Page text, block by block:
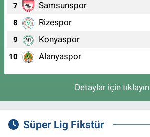
7 Samsunspor
8 Rizespor
9 Konyaspor
10 Alanyaspor
Detaylar için tıklayın
Süper Lig Fikstür